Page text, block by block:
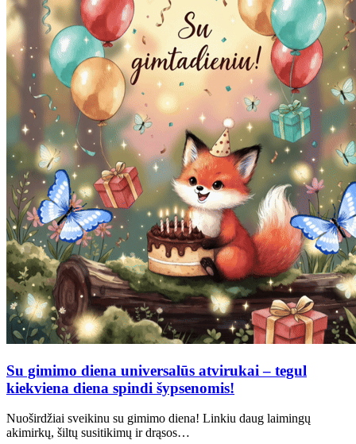
Su gimimo diena universalūs atvirukai – tegul
kiekviena diena spindi šypsenomis!
Nuoširdžiai sveikinu su gimimo diena! Linkiu daug laimingų
akimirkų, šiltų susitikimų ir drąsos…